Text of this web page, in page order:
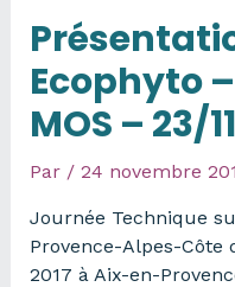
Ecophyto
MOS – 23/
Par / 24 novembre
Journée Technique
Provence-Alpes-Côte
2017 à Aix-en-